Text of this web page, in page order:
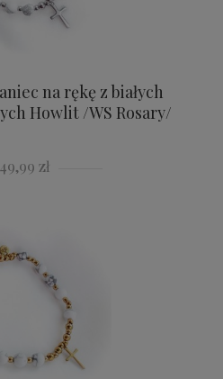
na rękę z białych
Howlit /WS Rosary/
zł